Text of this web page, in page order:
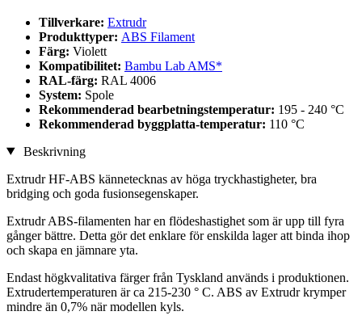
Tillverkare: Extrudr
Produkttyper: ABS Filament
Färg: Violett
Kompatibilitet: Bambu Lab AMS*
RAL-färg: RAL 4006
System: Spole
Rekommenderad bearbetningstemperatur: 195 - 240 °C
Rekommenderad byggplatta-temperatur: 110 °C
Beskrivning
Extrudr HF-ABS kännetecknas av höga tryckhastigheter, bra
bridging och goda fusionsegenskaper.
Extrudr ABS-filamenten har en flödeshastighet som är upp till fyra
gånger bättre. Detta gör det enklare för enskilda lager att binda ihop
och skapa en jämnare yta.
Endast högkvalitativa färger från Tyskland används i produktionen.
Extrudertemperaturen är ca 215-230 ° C. ABS av Extrudr krymper
mindre än 0,7% när modellen kyls.